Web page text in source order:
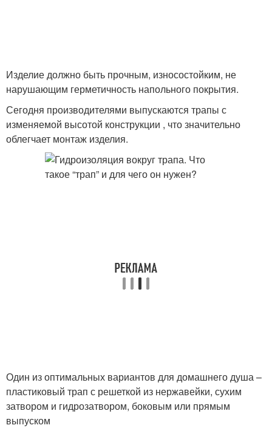
Изделие должно быть прочным, износостойким, не
нарушающим герметичность напольного покрытия.
Сегодня производителями выпускаются трапы с
изменяемой высотой конструкции , что значительно
облегчает монтаж изделия.
Один из оптимальных вариантов для домашнего душа –
пластиковый трап с решеткой из нержавейки, сухим
затвором и гидрозатвором, боковым или прямым
выпуском